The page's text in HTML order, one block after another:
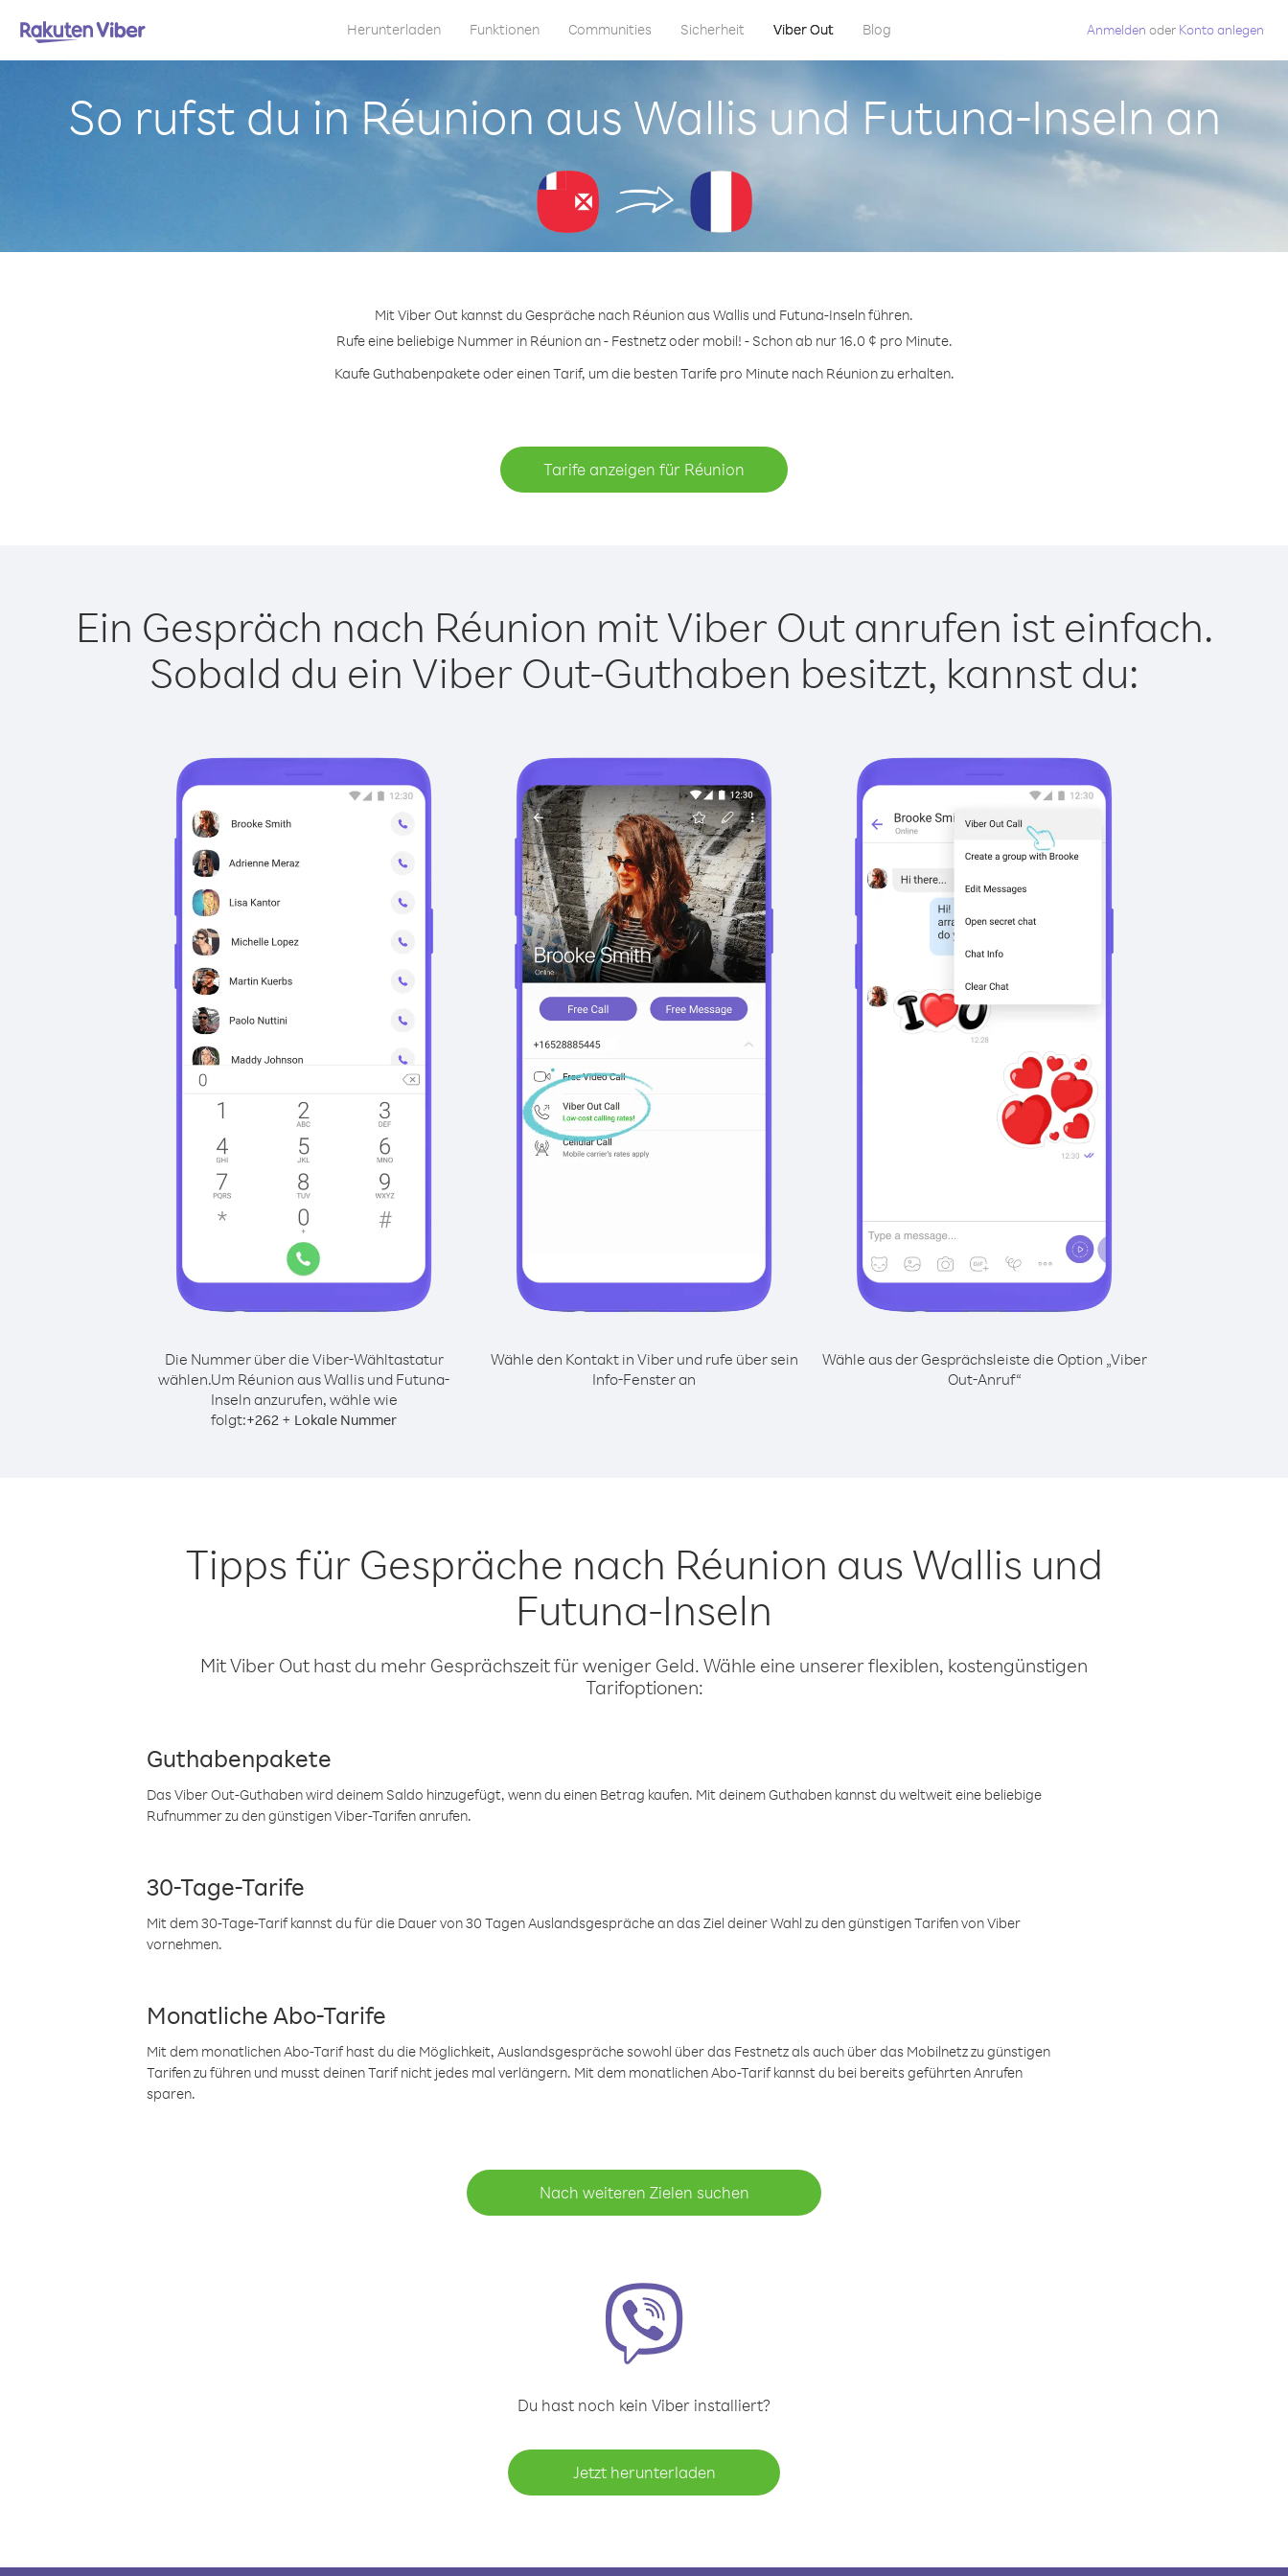
Herunterladen Funktionen Communities Sicherheit Viber Out Blog Anmelden oder Konto anlegen
So rufst du in Réunion aus Wallis und Futuna-Inseln an
Mit Viber Out kannst du Gespräche nach Réunion aus Wallis und Futuna-Inseln führen.
Rufe eine beliebige Nummer in Réunion an - Festnetz oder mobil! - Schon ab nur 16.0 ¢ pro Minute.
Kaufe Guthabenpakete oder einen Tarif, um die besten Tarife pro Minute nach Réunion zu erhalten.
Tarife anzeigen für Réunion
Ein Gespräch nach Réunion mit Viber Out anrufen ist einfach.
Sobald du ein Viber Out-Guthaben besitzt, kannst du:
Die Nummer über die Viber-Wähltastatur
wählen.Um Réunion aus Wallis und Futuna-
Inseln anzurufen, wähle wie
folgt:+262 + Lokale Nummer
Wähle den Kontakt in Viber und rufe über sein
Info-Fenster an
Wähle aus der Gesprächsleiste die Option „Viber
Out-Anruf“
Tipps für Gespräche nach Réunion aus Wallis und
Futuna-Inseln
Mit Viber Out hast du mehr Gesprächszeit für weniger Geld. Wähle eine unserer flexiblen, kostengünstigen
Tarifoptionen:
Guthabenpakete
Das Viber Out-Guthaben wird deinem Saldo hinzugefügt, wenn du einen Betrag kaufen. Mit deinem Guthaben kannst du weltweit eine beliebige
Rufnummer zu den günstigen Viber-Tarifen anrufen.
30-Tage-Tarife
Mit dem 30-Tage-Tarif kannst du für die Dauer von 30 Tagen Auslandsgespräche an das Ziel deiner Wahl zu den günstigen Tarifen von Viber
vornehmen.
Monatliche Abo-Tarife
Mit dem monatlichen Abo-Tarif hast du die Möglichkeit, Auslandsgespräche sowohl über das Festnetz als auch über das Mobilnetz zu günstigen
Tarifen zu führen und musst deinen Tarif nicht jedes mal verlängern. Mit dem monatlichen Abo-Tarif kannst du bei bereits geführten Anrufen
sparen.
Nach weiteren Zielen suchen
Du hast noch kein Viber installiert?
Jetzt herunterladen